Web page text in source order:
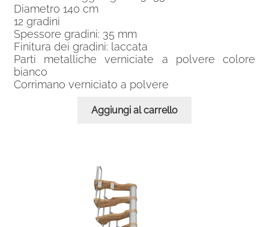
Diametro 140 cm
12 gradini
Spessore gradini: 35 mm
Finitura dei gradini: laccata
Parti metalliche verniciate a polvere colore
bianco
Corrimano verniciato a polvere
Aggiungi al carrello